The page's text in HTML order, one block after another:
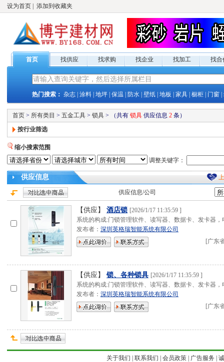
设为首页 添加到收藏夹
首页 找供应 找求购 找企业 找加工 找合
热门搜索： 杂志 涂料 地坪 保温 防水 壁纸 地板 家具 橱柜 门窗
首页 > 所有类目 > 五金工具 > 锁具 > （共有 锁具 供应信息 2 条）
按行业筛选
缩小搜索范围
调整关键字：
供应信息
供应信息/公司
【供应】 酒店锁 [2026/1/17 11:35:59 ]
系统的构成:门锁管理软件、读写器、数据卡、发卡器，
发布者： 深圳英格瑞智能系统有限公司
[广东
【供应】 锁、各种锁具 [2026/1/17 11:35:59 ]
系统的构成:门锁管理软件、读写器、数据卡、发卡器，
发布者： 深圳英格瑞智能系统有限公司
[广东
关于我们 联系我们 会员政策| 广告服务